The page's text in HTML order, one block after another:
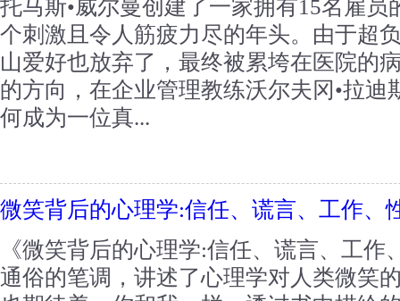
托马斯•威尔曼创建了一家拥有15名雇
个刺激且令人筋疲力尽的年头。由于超
山爱好也放弃了，最终被累垮在医院的
的方向，在企业管理教练沃尔夫冈•拉迪
何成为一位真...
微笑背后的心理学:信任、谎言、工作、
《微笑背后的心理学:信任、谎言、工
通俗的笔调，讲述了心理学对人类微笑